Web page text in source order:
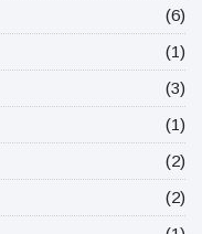
(6)
(1)
(3)
(1)
(2)
(2)